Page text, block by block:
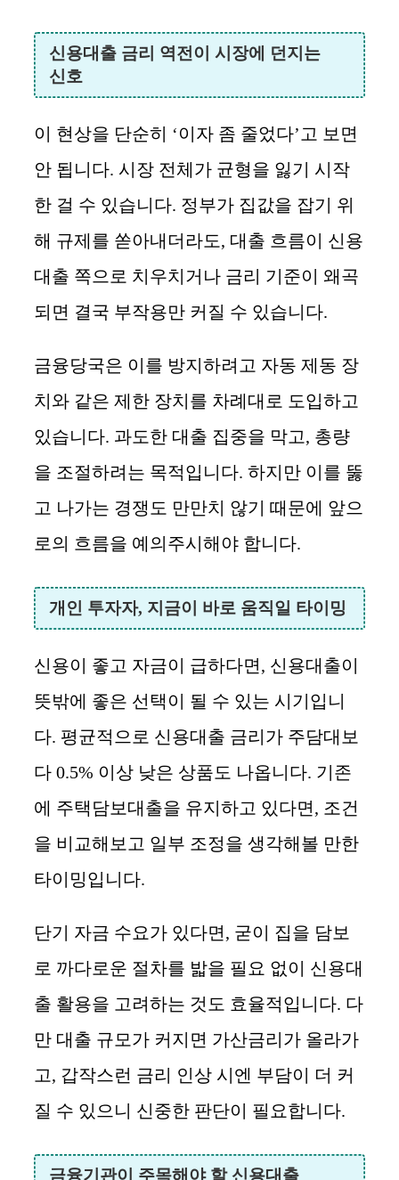
신용대출 금리 역전이 시장에 던지는
신호
이 현상을 단순히 ‘이자 좀 줄었다’고 보면
안 됩니다. 시장 전체가 균형을 잃기 시작
한 걸 수 있습니다. 정부가 집값을 잡기 위
해 규제를 쏟아내더라도, 대출 흐름이 신용
대출 쪽으로 치우치거나 금리 기준이 왜곡
되면 결국 부작용만 커질 수 있습니다.
금융당국은 이를 방지하려고 자동 제동 장
치와 같은 제한 장치를 차례대로 도입하고
있습니다. 과도한 대출 집중을 막고, 총량
을 조절하려는 목적입니다. 하지만 이를 뚫
고 나가는 경쟁도 만만치 않기 때문에 앞으
로의 흐름을 예의주시해야 합니다.
개인 투자자, 지금이 바로 움직일 타이밍
신용이 좋고 자금이 급하다면, 신용대출이
뜻밖에 좋은 선택이 될 수 있는 시기입니
다. 평균적으로 신용대출 금리가 주담대보
다 0.5% 이상 낮은 상품도 나옵니다. 기존
에 주택담보대출을 유지하고 있다면, 조건
을 비교해보고 일부 조정을 생각해볼 만한
타이밍입니다.
단기 자금 수요가 있다면, 굳이 집을 담보
로 까다로운 절차를 밟을 필요 없이 신용대
출 활용을 고려하는 것도 효율적입니다. 다
만 대출 규모가 커지면 가산금리가 올라가
고, 갑작스런 금리 인상 시엔 부담이 더 커
질 수 있으니 신중한 판단이 필요합니다.
금융기관이 주목해야 할 신용대출